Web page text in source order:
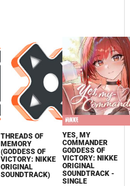
THREADS OF
MEMORY
(GODDESS OF
VICTORY: NIKKE
ORIGINAL
SOUNDTRACK)
YES, MY
COMMANDER
GODDESS OF
VICTORY: NIKKE
ORIGINAL
SOUNDTRACK -
SINGLE